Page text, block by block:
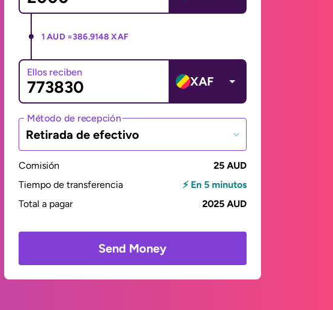
1 AUD =386.9148 XAF
Ellos reciben
XAF
Método de recepción
Retirada de efectivo
Comisión
25 AUD
Tiempo de transferencia
⚡ En 5 minutos
Total a pagar
2025 AUD
Send Money